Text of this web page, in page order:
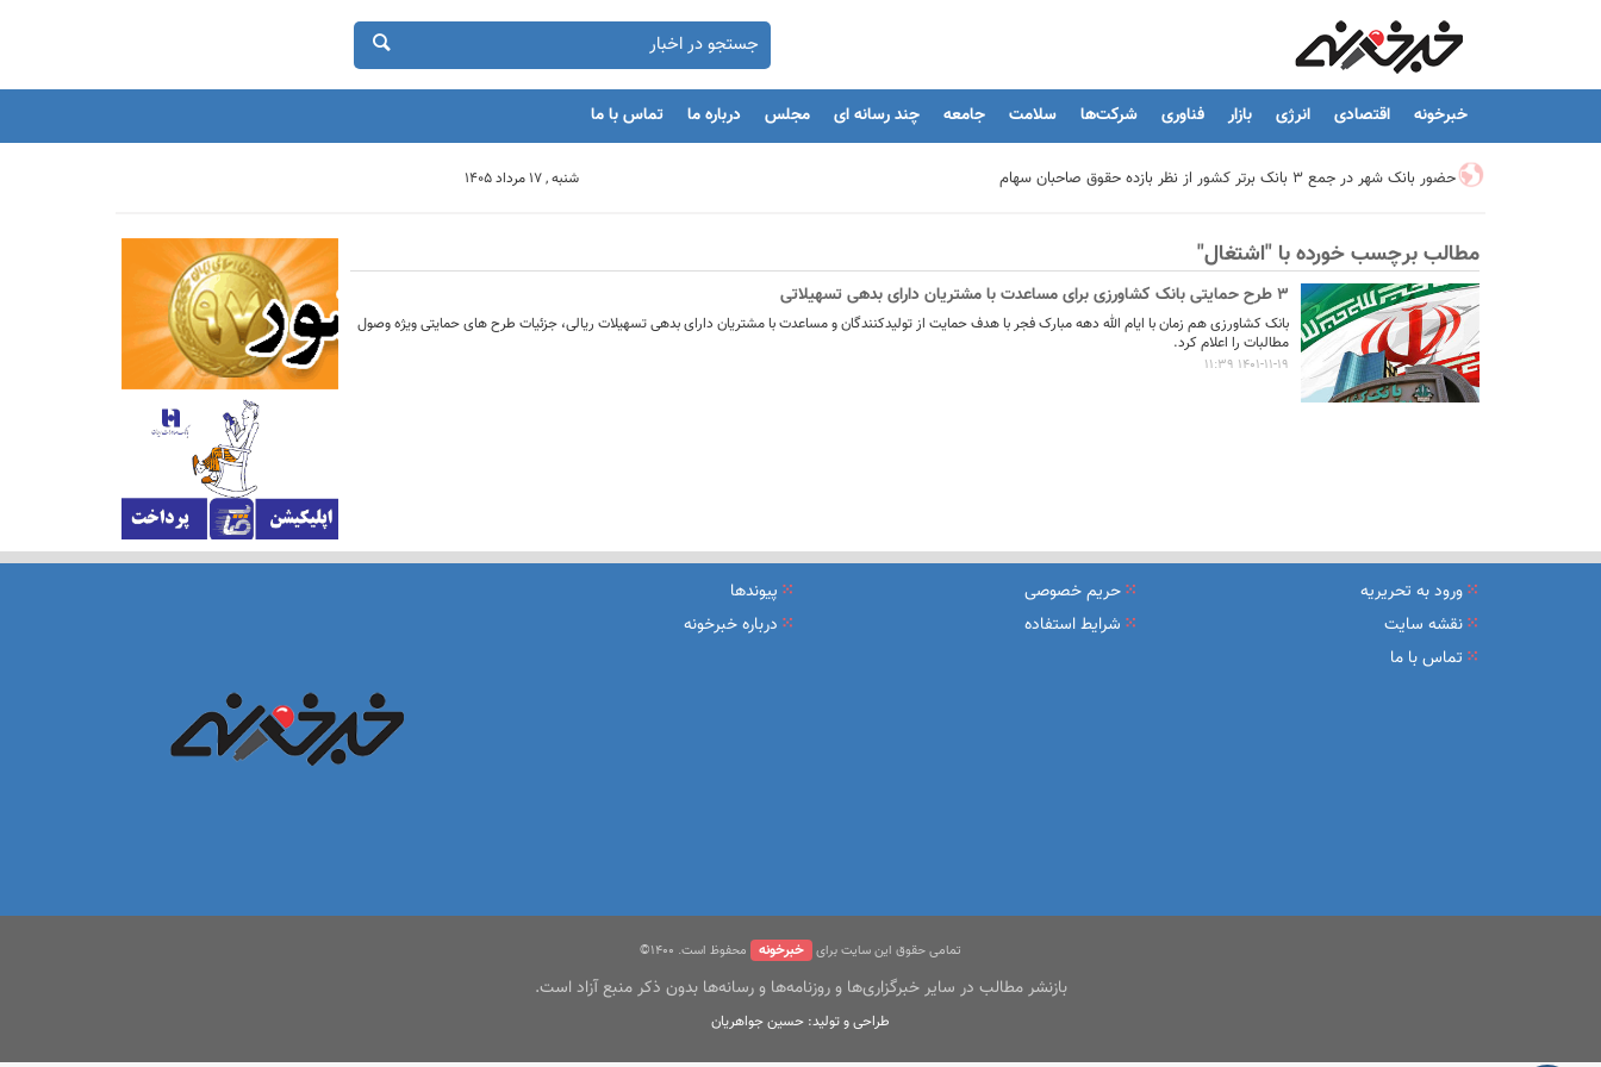
خبرخونه اقتصادی انرژی بازار فناوری شرکت‌ها سلامت جامعه چند رسانه ای مجلس درباره ما تماس با ما
حضور بانک شهر در جمع ۳ بانک برتر کشور از نظر بازده حقوق صاحبان سهام
تیما، محصول جدید بانك ملت؛ ابزاری برای كمك به مدیریت مالی بنگاه های اقتصادی
توسعه درمانگاه فوق تخصصی بیمارستان بهارلو با حمایت بانک سامان
هشدار نایب رئیس اتحادیه املاک: فروش متری مسکن می‌تواند سرمایه‌گذاران را با بحران مواجه کند
عقد تفاهم نامه عرضه محصول «مستمری مادام العمر ارس» بین شرکت بیمه باران و گروه صنعتی انتخاب
شنبه , 17 مرداد 1405
مطالب برچسب خورده با "اشتغال"
3 طرح حمایتی بانک کشاورزی برای مساعدت با مشتریان دارای بدهی تسهیلاتی
بانک کشاورزی هم زمان با ایام الله دهه مبارک فجر با هدف حمایت از تولیدکنندگان و مساعدت با مشتریان دارای بدهی تسهیلات ریالی، جزئیات طرح های حمایتی ویژه وصول
مطالبات را اعلام کرد.
1401-11-19 11:39
ورود به تحریریه
نقشه سایت
تماس با ما
حریم خصوصی
شرایط استفاده
پیوندها
درباره خبرخونه
تمامی حقوق این سایت برای خبرخونه محفوظ است. ۱400©
بازنشر مطالب در سایر خبرگزاری‌ها و روزنامه‌ها و رسانه‌ها بدون ذکر منبع آزاد است.
طراحی و تولید: حسین جواهریان